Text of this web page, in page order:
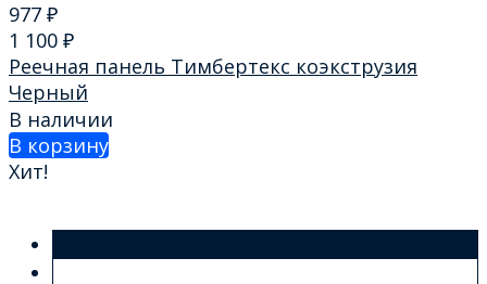
977 ₽
1 100 ₽
Реечная панель Тимбертекс коэкструзия
Черный
В наличии
В корзину
Хит!